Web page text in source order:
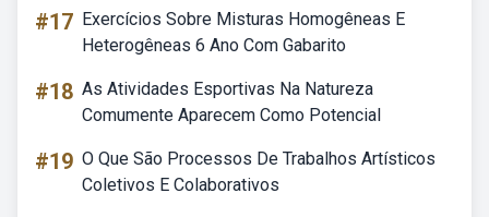
#17 Exercícios Sobre Misturas Homogêneas E
Heterogêneas 6 Ano Com Gabarito
#18 As Atividades Esportivas Na Natureza
Comumente Aparecem Como Potencial
#19 O Que São Processos De Trabalhos Artísticos
Coletivos E Colaborativos